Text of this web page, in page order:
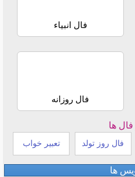
فال انبیاء
فال روزانه
ها
فال روز تولد تعبیر خواب
ها